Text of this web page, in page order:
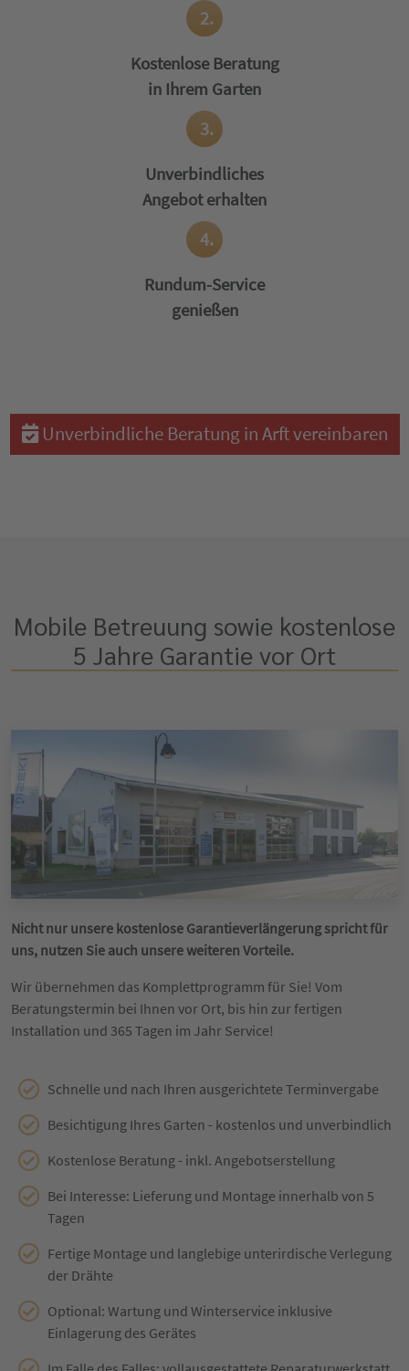
2.
Kostenlose Beratung
in Ihrem Garten
3.
Unverbindliches
Angebot erhalten
4.
Rundum-Service
genießen
Unverbindliche Beratung in Arft vereinbaren
Mobile Betreuung sowie kostenlose
5 Jahre Garantie vor Ort
Nicht nur unsere kostenlose Garantieverlängerung spricht für
uns, nutzen Sie auch unsere weiteren Vorteile.
Wir übernehmen das Komplettprogramm für Sie! Vom
Beratungstermin bei Ihnen vor Ort, bis hin zur fertigen
Installation und 365 Tagen im Jahr Service!
Schnelle und nach Ihren ausgerichtete Terminvergabe
Besichtigung Ihres Garten - kostenlos und unverbindlich
Kostenlose Beratung - inkl. Angebotserstellung
Bei Interesse: Lieferung und Montage innerhalb von 5
Tagen
Fertige Montage und langlebige unterirdische Verlegung
der Drähte
Optional: Wartung und Winterservice inklusive
Einlagerung des Gerätes